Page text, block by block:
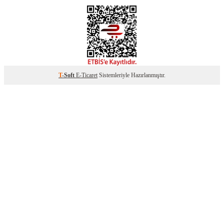
T-Soft E-Ticaret Sistemleriyle Hazırlanmıştır.